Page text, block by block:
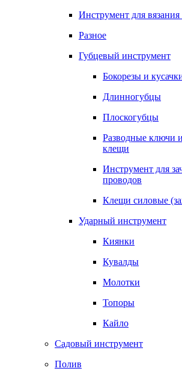
Инструмент для
Разное
Губцевый инструмент
Бокорезы и
Длинногубцы
Плоскогубцы
Разводные ключи
клещи
Инструмент для
проводов
Клещи силовые
Ударный инструмент
Киянки
Кувалды
Молотки
Топоры
Кайло
Садовый инструмент
Полив